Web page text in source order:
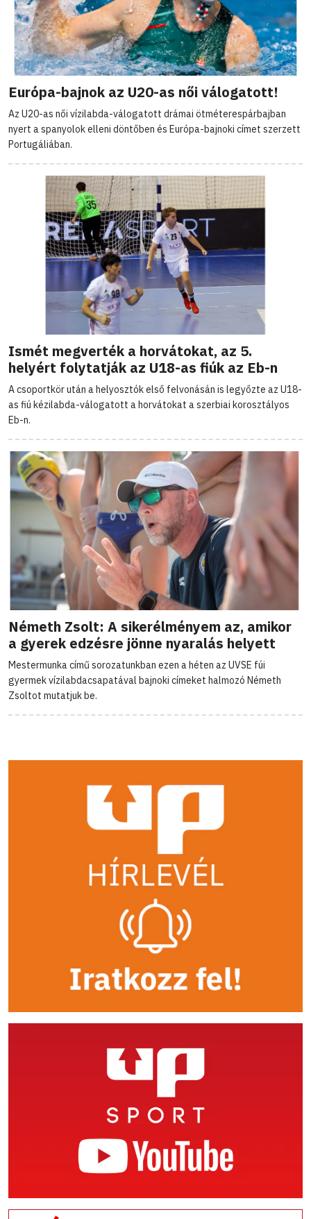
Európa-bajnok az U20-as női válogatott!
Az U20-as női vízilabda-válogatott drámai ötméterespárbajban
nyert a spanyolok elleni döntőben és Európa-bajnoki címet szerzett
Portugáliában.
Ismét megverték a horvátokat, az 5.
helyért folytatják az U18-as fiúk az Eb-n
A csoportkör után a helyosztók első felvonásán is legyőzte az U18-
as fiú kézilabda-válogatott a horvátokat a szerbiai korosztályos
Eb-n.
Németh Zsolt: A sikerélményem az, amikor
a gyerek edzésre jönne nyaralás helyett
Mestermunka című sorozatunkban ezen a héten az UVSE fúi
gyermek vízilabdacsapatával bajnoki címeket halmozó Németh
Zsoltot mutatjuk be.